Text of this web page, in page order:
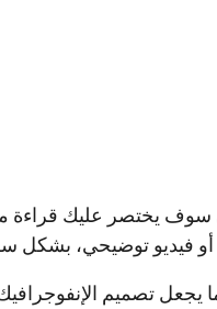
سوف يختصر عليك قراءة
فيديو توضيحي، بشكل
يجعل تصميم